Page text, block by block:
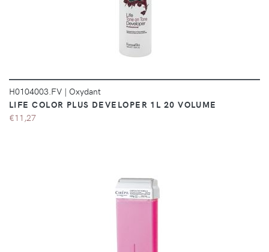
H0104003.FV | Oxydant
LIFE COLOR PLUS DEVELOPER 1L 20 VOLUME
€11,27